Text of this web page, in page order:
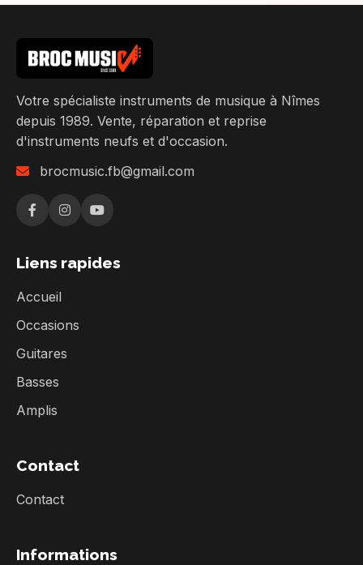
Votre spécialiste instruments de musique à Nîmes
depuis 1989. Vente, réparation et reprise
d'instruments neufs et d'occasion.
brocmusic.fb@gmail.com
Liens rapides
Accueil
Occasions
Guitares
Basses
Amplis
Contact
Contact
Informations